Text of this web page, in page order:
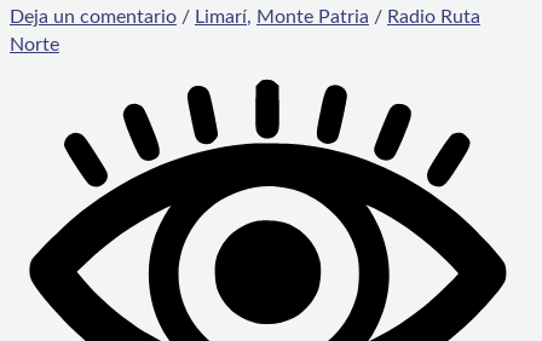
Deja un comentario / Limarí, Monte Patria / Radio Ruta
Norte